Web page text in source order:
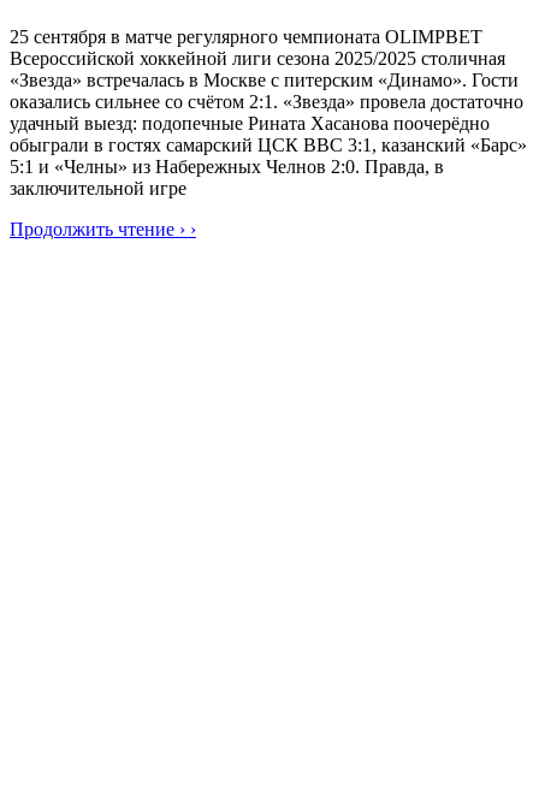
25 сентября в матче регулярного чемпионата OLIMPBET
Всероссийской хоккейной лиги сезона 2025/2025 столичная
«Звезда» встречалась в Москве с питерским «Динамо». Гости
оказались сильнее со счётом 2:1. «Звезда» провела достаточно
удачный выезд: подопечные Рината Хасанова поочерёдно
обыграли в гостях самарский ЦСК ВВС 3:1, казанский «Барс»
5:1 и «Челны» из Набережных Челнов 2:0. Правда, в
заключительной игре
Продолжить чтение › ›